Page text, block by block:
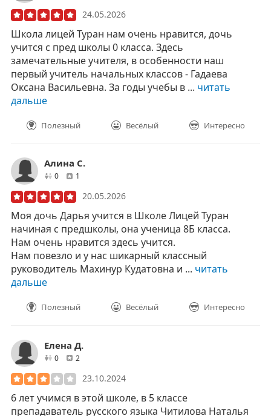
24.05.2026
Школа лицей Туран нам очень нравится, дочь
учится с пред школы 0 класса. Здесь
замечательные учителя, в особенности наш
первый учитель начальных классов - Гадаева
Оксана Васильевна. За годы учебы в ... читать
дальше
Полезный Весёлый Интересно
Алина С.
0друзей1
20.05.2026
Моя дочь Дарья учится в Школе Лицей Туран
начиная с предшколы, она ученица 8Б класса.
Нам очень нравится здесь учится.
Нам повезло и у нас шикарный классный
руководитель Махинур Кудатовна и ... читать
дальше
Полезный Весёлый Интересно
Елена Д.
0друзей
2
23.10.2024
6 лет учимся в этой школе, в 5 классе
препадаватель русского языка Читилова Наталья